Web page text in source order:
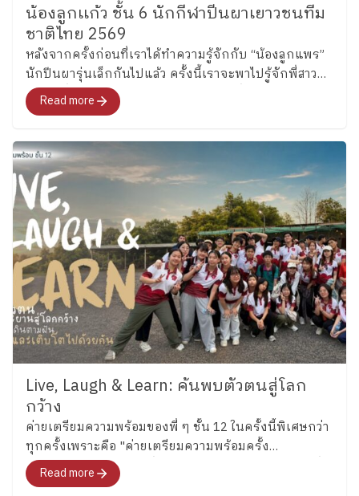
น้องลูกเเก้ว ชั้น 6 นักกีฬาปีนผาเยาวชนทีม
ชาติไทย 2569
หลังจากครั้งก่อนที่เราได้ทำความรู้จักกับ “น้องลูกแพร”
นักปีนผารุ่นเล็กกันไปแล้ว ครั้งนี้เราจะพาไปรู้จักพี่สาว
คนโต ซึ่งล่าสุดได้รับการคัดเลือกเป็นหนึ่งในนักกีฬาปีน
ผาเยาวชนทีมชาติไทย รุ่นอายุไม่เกิน 13 ปี ประเภท
เรือนงาม นักเรียนชั้น 6 โรงเรียนเพลินพัฒนา
Read more
Live, Laugh & Learn: ค้นพบตัวตนสู่โลก
กว้าง
ค่ายเตรียมความพร้อมของพี่ ๆ ชั้น 12 ในครั้งนี้พิเศษกว่า
ทุกครั้งเพราะคือ "ค่ายเตรียมความพร้อมครั้ง
สุดท้าย"สำหรับอนาคตที่พวกเขากำลังจะก้าวไปเผชิญที่
จะพาทุกคนไปสำรวจอารมณ์ ความรู้สึก และค้นหาคำ
Read more